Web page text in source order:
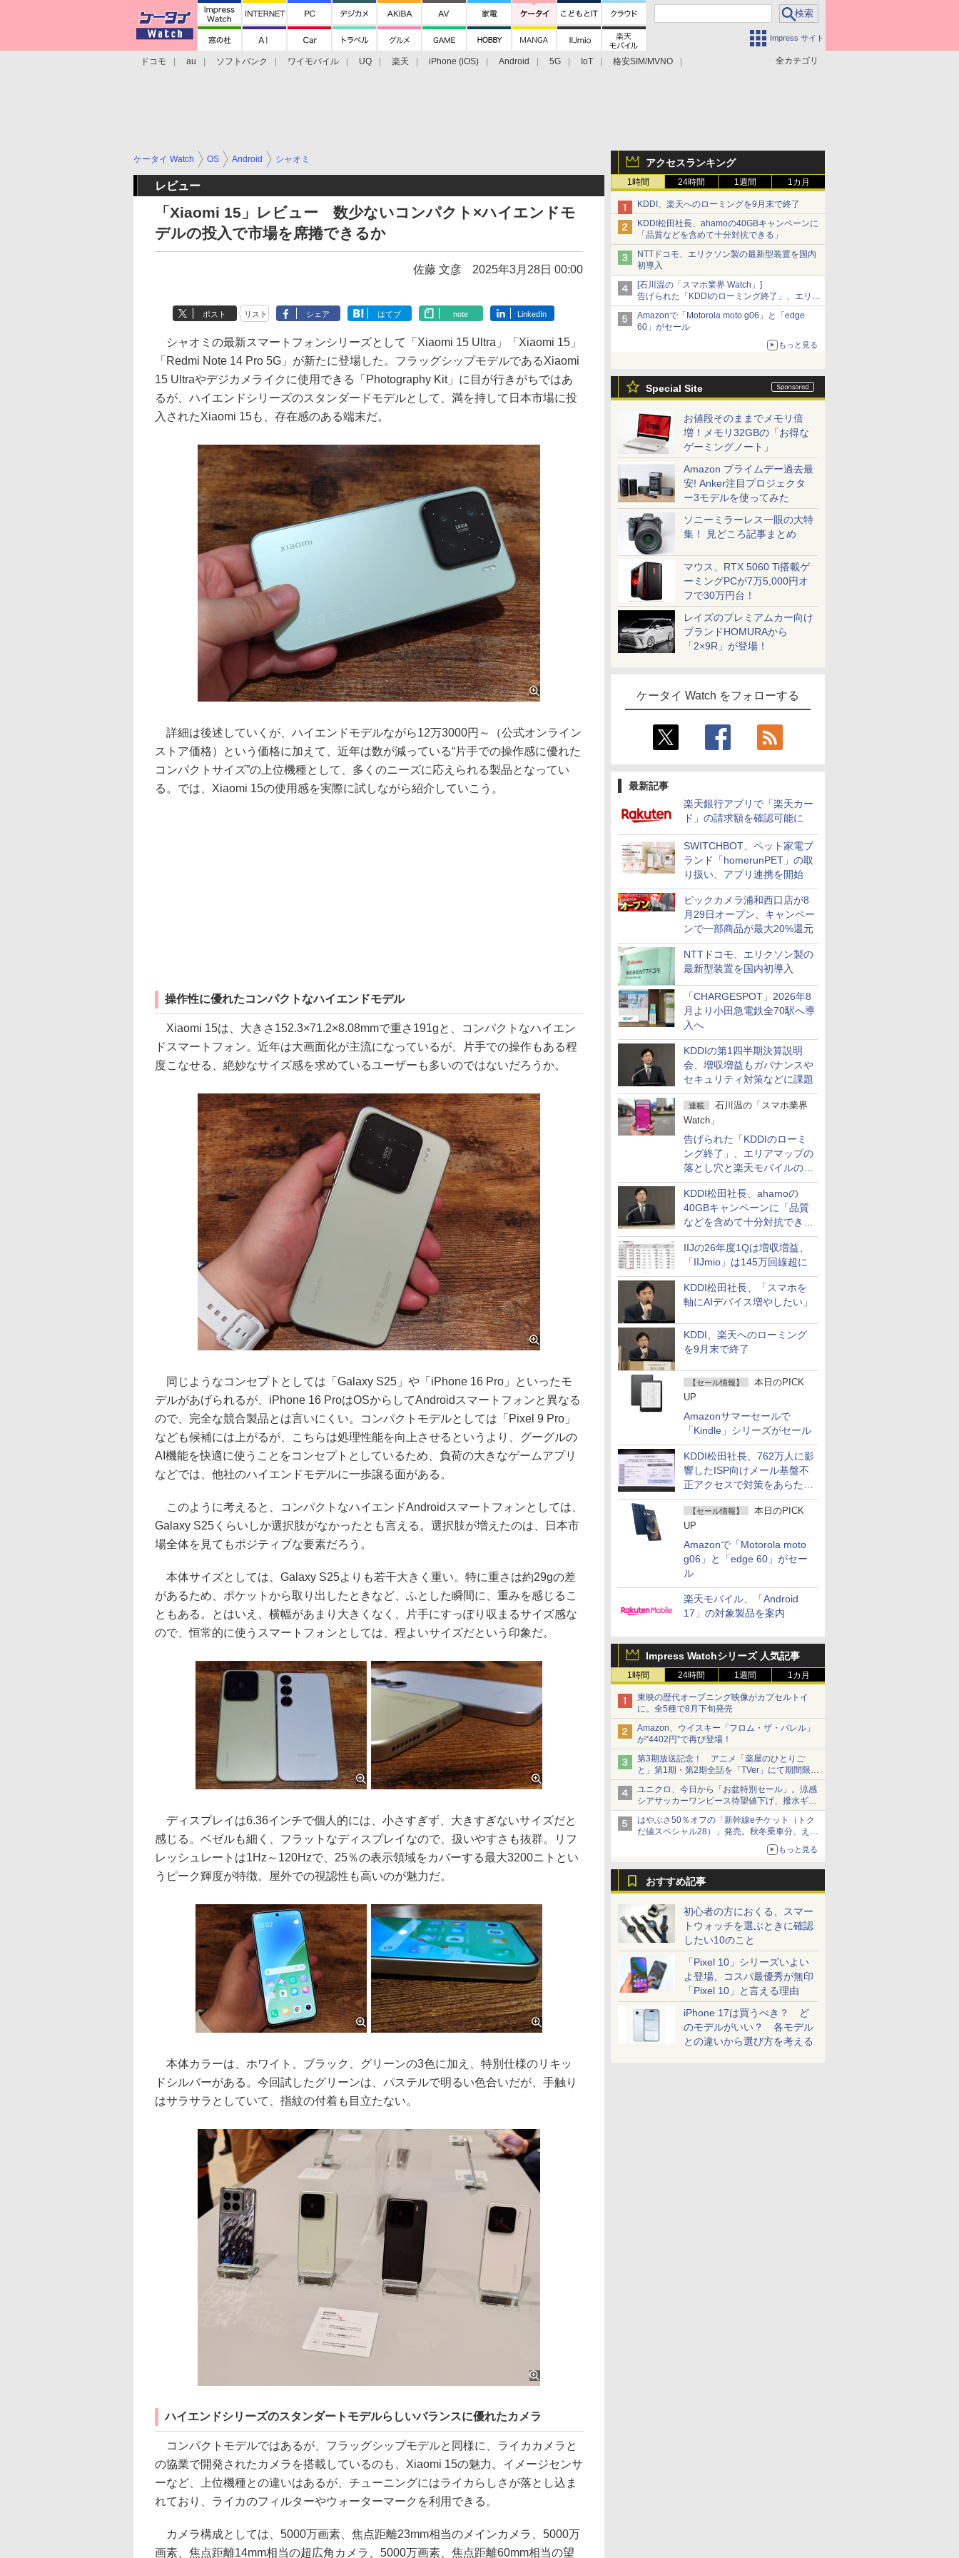
Impress サイト
全カテゴリ
ドコモ au ソフトバンク ワイモバイル UQ 楽天 iPhone (iOS) Android 5G IoT
格安SIM/MVNO
アクセスランキング
1時間 24時間 1週間 1カ月
KDDI、楽天へのローミングを9月末で終了
KDDI松田社長、ahamoの40GBキャンペーンに
「品質などを含めて十分対抗できる」
NTTドコモ、エリクソン製の最新型装置を国内
初導入
[石川温の「スマホ業界 Watch」]
告げられた「KDDIのローミング終了」、エリア
マップの落とし穴と楽天モバイルの課題
Amazonで「Motorola moto g06」と「edge
60」がセール
もっと見る
Special Site
お値段そのままでメモリ倍
増！メモリ32GBの「お得な
ゲーミングノート」
Amazon プライムデー過去最
安! Anker注目プロジェクタ
ー3モデルを使ってみた
ソニーミラーレス一眼の大特
集！ 見どころ記事まとめ
マウス、RTX 5060 Ti搭載ゲ
ーミングPCが7万5,000円オ
フで30万円台！
レイズのプレミアムカー向け
ブランドHOMURAから
「2×9R」が登場！
ケータイ Watch をフォローする
最新記事
楽天銀行アプリで「楽天カー
ド」の請求額を確認可能に
SWITCHBOT、ペット家電ブ
ランド「homerunPET」の取
り扱い、アプリ連携を開始
ビックカメラ浦和西口店が8
月29日オープン、キャンペー
ンで一部商品が最大20%還元
NTTドコモ、エリクソン製の
最新型装置を国内初導入
「CHARGESPOT」2026年8
月より小田急電鉄全70駅へ導
入へ
KDDIの第1四半期決算説明
会、増収増益もガバナンスや
セキュリティ対策などに課題
連載
石川温の「スマホ業界
Watch」
告げられた「KDDIのローミ
ング終了」、エリアマップの
落とし穴と楽天モバイルの課
題
KDDI松田社長、ahamoの
40GBキャンペーンに「品質
などを含めて十分対抗でき
る」
IIJの26年度1Qは増収増益、
「IIJmio」は145万回線超に
KDDI松田社長、「スマホを
軸にAIデバイス増やしたい」
KDDI、楽天へのローミング
を9月末で終了
【セール情報】
本日のPICK
UP
Amazonサマーセールで
「Kindle」シリーズがセール
KDDI松田社長、762万人に影
響したISP向けメール基盤不
正アクセスで対策をあらため
て説明
【セール情報】
本日のPICK
UP
Amazonで「Motorola moto
g06」と「edge 60」がセー
ル
楽天モバイル、「Android
17」の対象製品を案内
Impress Watchシリーズ 人気記事
1時間 24時間 1週間 1カ月
東映の歴代オープニング映像がカプセルトイ
に。全5種で8月下旬発売
Amazon、ウイスキー「フロム・ザ・バレル」
が“4402円”で再び登場！
第3期放送記念！ アニメ「薬屋のひとりご
と」第1期・第2期全話を「TVer」にて期間限定
で順次無料配信開始
ユニクロ、今日から「お盆特別セール」。涼感
シアサッカーワンピース待望値下げ、撥水ギア
ショーツは1990円に
はやぶさ50％オフの「新幹線eチケット（トク
だ値スペシャル28）」発売。秋冬乗車分、えき
もっと見る
おすすめ記事
初心者の方におくる、スマー
トウォッチを選ぶときに確認
したい10のこと
「Pixel 10」シリーズいよい
よ登場、コスパ最優秀が無印
「Pixel 10」と言える理由
iPhone 17は買うべき？ ど
のモデルがいい？ 各モデル
との違いから選び方を考える
ケータイ Watch OS Android シャオミ
レビュー
「Xiaomi 15」レビュー 数少ないコンパクト×ハイエンドモ
デルの投入で市場を席捲できるか
佐藤 文彦 2025年3月28日 00:00
ポスト リスト シェア はてブ note LinkedIn
シャオミの最新スマートフォンシリーズとして「Xiaomi 15 Ultra」「Xiaomi 15」
「Redmi Note 14 Pro 5G」が新たに登場した。フラッグシップモデルであるXiaomi
15 Ultraやデジカメライクに使用できる「Photography Kit」に目が行きがちではあ
るが、ハイエンドシリーズのスタンダードモデルとして、満を持して日本市場に投
入されたXiaomi 15も、存在感のある端末だ。
詳細は後述していくが、ハイエンドモデルながら12万3000円～（公式オンライン
ストア価格）という価格に加えて、近年は数が減っている“片手での操作感に優れた
コンパクトサイズ”の上位機種として、多くのニーズに応えられる製品となってい
る。では、Xiaomi 15の使用感を実際に試しながら紹介していこう。
操作性に優れたコンパクトなハイエンドモデル
Xiaomi 15は、大きさ152.3×71.2×8.08mmで重さ191gと、コンパクトなハイエン
ドスマートフォン。近年は大画面化が主流になっているが、片手での操作もある程
度こなせる、絶妙なサイズ感を求めているユーザーも多いのではないだろうか。
同じようなコンセプトとしては「Galaxy S25」や「iPhone 16 Pro」といったモ
デルがあげられるが、iPhone 16 ProはOSからしてAndroidスマートフォンと異なる
ので、完全な競合製品とは言いにくい。コンパクトモデルとしては「Pixel 9 Pro」
なども候補には上がるが、こちらは処理性能を向上させるというより、グーグルの
AI機能を快適に使うことをコンセプトとしているため、負荷の大きなゲームアプリ
などでは、他社のハイエンドモデルに一歩譲る面がある。
このように考えると、コンパクトなハイエンドAndroidスマートフォンとしては、
Galaxy S25くらいしか選択肢がなかったとも言える。選択肢が増えたのは、日本市
場全体を見てもポジティブな要素だろう。
本体サイズとしては、Galaxy S25よりも若干大きく重い。特に重さは約29gの差
があるため、ポケットから取り出したときなど、ふとした瞬間に、重みを感じるこ
ともある。とはいえ、横幅があまり大きくなく、片手にすっぽり収まるサイズ感な
ので、恒常的に使うスマートフォンとしては、程よいサイズだという印象だ。
ディスプレイは6.36インチで個人的には、小さすぎず、大きすぎないサイズだと
感じる。ベゼルも細く、フラットなディスプレイなので、扱いやすさも抜群。リフ
レッシュレートは1Hz～120Hzで、25％の表示領域をカバーする最大3200ニトとい
うピーク輝度が特徴。屋外での視認性も高いのが魅力だ。
本体カラーは、ホワイト、ブラック、グリーンの3色に加え、特別仕様のリキッ
ドシルバーがある。今回試したグリーンは、パステルで明るい色合いだが、手触り
はサラサラとしていて、指紋の付着も目立たない。
ハイエンドシリーズのスタンダートモデルらしいバランスに優れたカメラ
コンパクトモデルではあるが、フラッグシップモデルと同様に、ライカカメラと
の協業で開発されたカメラを搭載しているのも、Xiaomi 15の魅力。イメージセンサ
ーなど、上位機種との違いはあるが、チューニングにはライカらしさが落とし込ま
れており、ライカのフィルターやウォーターマークを利用できる。
カメラ構成としては、5000万画素、焦点距離23mm相当のメインカメラ、5000万
画素、焦点距離14mm相当の超広角カメラ、5000万画素、焦点距離60mm相当の望